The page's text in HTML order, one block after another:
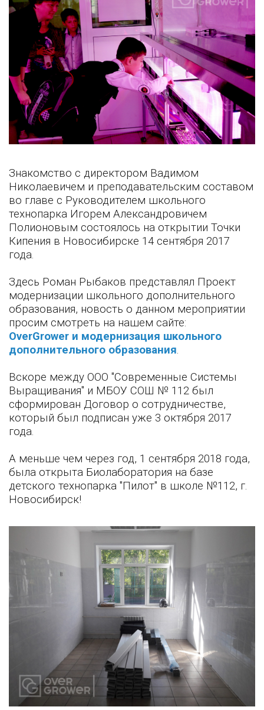
Знакомство с директором Вадимом
Николаевичем и преподавательским составом
во главе с Руководителем школьного
технопарка Игорем Александровичем
Полионовым состоялось на открытии Точки
Кипения в Новосибирске 14 сентября 2017
года.
Здесь Роман Рыбаков представлял Проект
модернизации школьного дополнительного
образования, новость о данном мероприятии
просим смотреть на нашем сайте:
OverGrower и модернизация школьного
дополнительного образования.
Вскоре между ООО "Современные Системы
Выращивания" и МБОУ СОШ № 112 был
сформирован Договор о сотрудничестве,
который был подписан уже 3 октября 2017
года.
А меньше чем через год, 1 сентября 2018 года,
была открыта Биолаборатория на базе
детского технопарка "Пилот" в школе №112, г.
Новосибирск!